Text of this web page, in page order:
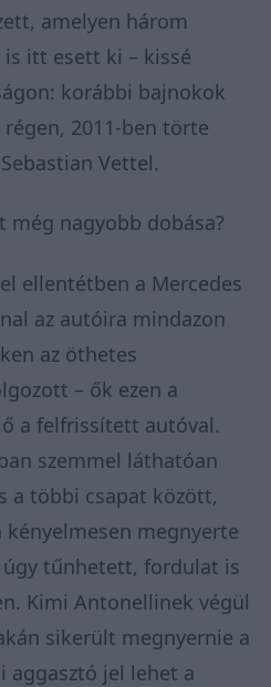
amelyen három
itt esett ki – kissé
korábbi bajnokok
2011-ben törte
Vettel.
még nagyobb dobása?
ellentétben a Mercedes
az autóira mindazon
az öthetes
– ők ezen a
a felfrissített autóval.
szemmel láthatóan
a többi csapat között,
megnyerte
tűnhetett, fordulat is
Kimi Antonellinek végül
sikerült megnyernie a
aggasztó jel lehet a